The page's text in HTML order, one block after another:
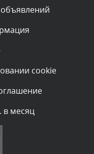
проверки
cookie
в месяц